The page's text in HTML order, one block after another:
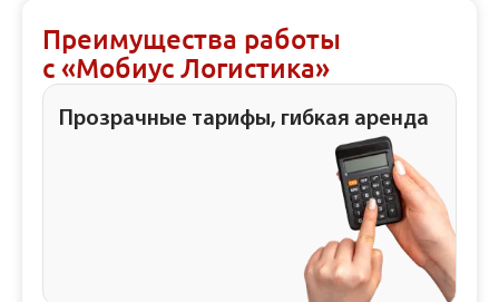
Преимущества работы
с «Мобиус Логистика»
Прозрачные тарифы, гибкая аренда